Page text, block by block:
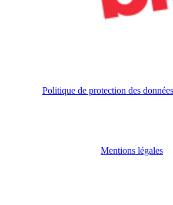
Politique de protection des
Mentions légales